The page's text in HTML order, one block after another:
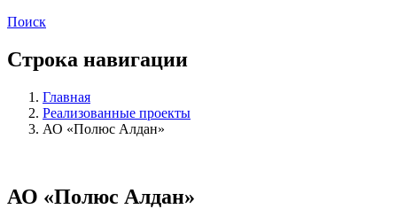
Поиск
Строка навигации
Главная
Реализованные проекты
АО «Полюс Алдан»
АО «Полюс Алдан»